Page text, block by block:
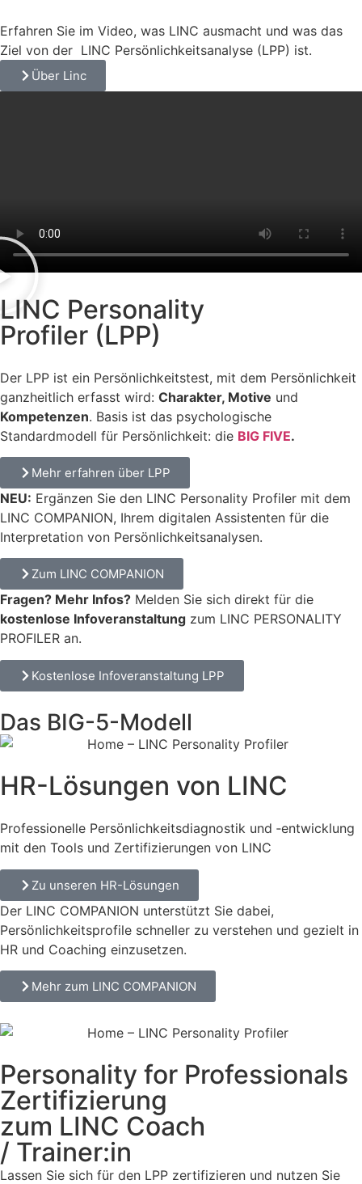
Erfahren Sie im Video, was LINC ausmacht und was das
Ziel von der LINC Persönlichkeitsanalyse (LPP) ist.
Über Linc
LINC Personality
Profiler (LPP)
Der LPP ist ein Persönlichkeitstest, mit dem Persönlichkeit
ganzheitlich erfasst wird: Charakter, Motive und
Kompetenzen. Basis ist das psychologische
Standardmodell für Persönlichkeit: die BIG FIVE.
Mehr erfahren über LPP
NEU: Ergänzen Sie den LINC Personality Profiler mit dem
LINC COMPANION, Ihrem digitalen Assistenten für die
Interpretation von Persönlichkeitsanalysen.
Zum LINC COMPANION
Fragen? Mehr Infos? Melden Sie sich direkt für die
kostenlose Infoveranstaltung zum LINC PERSONALITY
PROFILER an.
Kostenlose Infoveranstaltung LPP
Das BIG-5-Modell
HR-Lösungen von LINC
Profes­sio­nelle Persön­lich­keitsdiagnostik und ‑entwick­lung
mit den Tools und Zerti­fi­zie­rungen von LINC
Zu unseren HR-Lösungen
Der LINC COMPANION unterstützt Sie dabei,
Persönlichkeitsprofile schneller zu verstehen und gezielt in
HR und Coaching einzusetzen.
Mehr zum LINC COMPANION
Personality for Professionals
Zertifizierung
zum LINC Coach
/ Trainer:in
Lassen Sie sich für den LPP zertifizieren und nutzen Sie